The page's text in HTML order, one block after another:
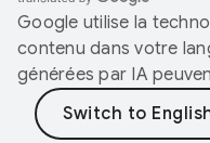
Google utilise la
contenu dans votre
générées par IA